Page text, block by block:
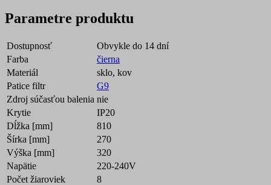
Parametre produktu
Dostupnosť
Obvykle do 14 dní
Farba
čierna
Materiál
sklo, kov
Patice filtr
G9
Zdroj súčasťou balenia nie
Krytie
IP20
Dĺžka [mm]
810
Šírka [mm]
270
Výška [mm]
320
Napätie
220-240V
Počet žiaroviek
8